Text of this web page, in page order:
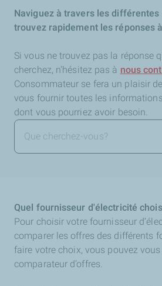
Naviguez à travers les
trouvez rapidement les réponses
Si vous ne trouvez pas la réponse
cherchez, n'hésitez pas à nous
Consommateur se fera un plaisir
vous fournir toutes les
dont vous pourriez avoir besoin.
Quel fournisseur d'électricité
Pour choisir votre fournisseur
comparer les offres des différents
faire votre choix, vous pouvez vous
comparateur d’offres.